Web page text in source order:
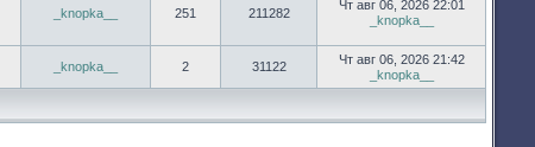
_knopka__ 251 211282
Чт авг 06, 2026 22:01
_knopka__
_knopka__ 2 31122
Чт авг 06, 2026 21:42
_knopka__